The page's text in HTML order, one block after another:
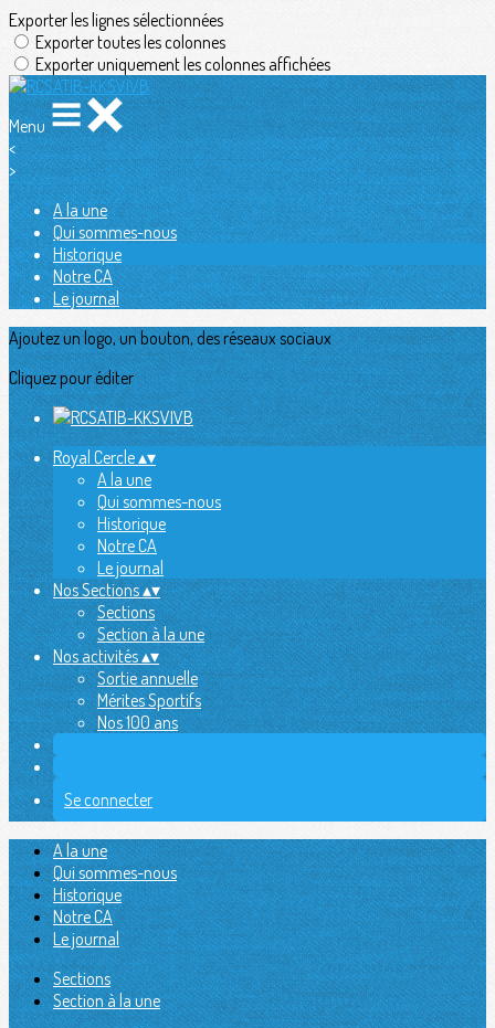
Exporter les lignes sélectionnées
Exporter toutes les colonnes
Exporter uniquement les colonnes affichées
Menu
<
>
A la une
Qui sommes-nous
Historique
Notre CA
Le journal
Ajoutez un logo, un bouton, des réseaux sociaux
Cliquez pour éditer
Royal Cercle▴▾
A la une
Qui sommes-nous
Historique
Notre CA
Le journal
Nos Sections▴▾
Sections
Section à la une
Nos activités▴▾
Sortie annuelle
Mérites Sportifs
Nos 100 ans
Se connecter
A la une
Qui sommes-nous
Historique
Notre CA
Le journal
Sections
Section à la une